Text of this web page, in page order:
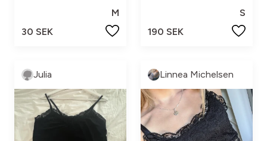
M
30 SEK
S
190 SEK
Julia Linnea Michelsen